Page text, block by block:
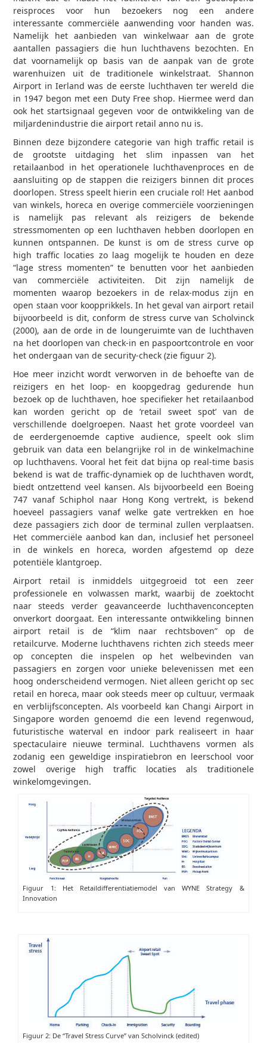
reisproces voor hun bezoekers nog een andere
interessante commerciële aanwending voor handen was.
Namelijk het aanbieden van winkelwaar aan de grote
aantallen passagiers die hun lucht­havens bezochten. En
dat voornamelijk op basis van de aanpak van de grote
warenhuizen uit de traditionele winkel­straat. Shannon
Airport in Ierland was de eerste luchthaven ter wereld die
in 1947 begon met een Duty Free shop. Hiermee werd dan
ook het startsignaal gegeven voor de ontwikkeling van de
miljardenindustrie die airport retail anno nu is.
Binnen deze bijzondere categorie van high traffic retail is
de grootste uitdaging het slim inpassen van het
retailaanbod in het operationele luchthaven­proces en de
aansluiting op de stappen die reizigers binnen dit proces
doorlopen. Stress speelt hierin een cruciale rol! Het aanbod
van winkels, horeca en overige commerciële voor­zieningen
is namelijk pas relevant als reizigers de bekende
stressmomenten op een luchthaven hebben doorlopen en
kunnen ontspannen. De kunst is om de stress curve op
high traffic locaties zo laag mogelijk te houden en deze
“lage stress momenten” te benutten voor het aanbieden
van commerciële activiteiten. Dit zijn namelijk de
momenten waarop bezoekers in de relax-modus zijn en
open staan voor koopprikkels. In het geval van airport retail
bijvoorbeeld is dit, conform de stress curve van Scholvinck
(2000), aan de orde in de loungeruimte van de luchthaven
na het doorlopen van check-in en paspoortcontrole en voor
het ondergaan van de security-check (zie figuur 2).
Hoe meer inzicht wordt verworven in de behoefte van de
reizigers en het loop- en koopgedrag gedurende hun
bezoek op de luchthaven, hoe specifieker het retailaanbod
kan worden gericht op de ‘retail sweet spot’ van de
verschillende doelgroepen. Naast het grote voordeel van
de eerdergenoemde captive audience, speelt ook slim
gebruik van data een belangrijke rol in de winkelmachine
op luchthavens. Vooral het feit dat bijna op real-time basis
bekend is wat de traffic-dynamiek op de luchthaven wordt,
biedt ontzettend veel kansen. Als bijvoorbeeld een Boeing
747 vanaf Schiphol naar Hong Kong vertrekt, is bekend
hoeveel passagiers vanaf welke gate vertrekken en hoe
deze passagiers zich door de terminal zullen verplaatsen.
Het commerciële aanbod kan dan, inclusief het personeel
in de winkels en horeca, worden afgestemd op deze
potentiële klantgroep.
Airport retail is inmiddels uitgegroeid tot een zeer
professionele en volwassen markt, waarbij de zoektocht
naar steeds verder geavanceerde luchthavenconcepten
onverkort doorgaat. Een interessante ontwikkeling binnen
airport retail is de “klim naar rechtsboven” op de
retailcurve. Moderne luchthavens richten zich steeds meer
op concepten die inspelen op het welbevinden van
passagiers en zorgen voor unieke belevenissen met een
hoog onderscheidend vermogen. Niet alleen gericht op sec
retail en horeca, maar ook steeds meer op cultuur, vermaak
en verblijfsconcepten. Als voorbeeld kan Changi Airport in
Singapore worden genoemd die een levend regenwoud,
futuristische waterval en indoor park realiseert in haar
spectaculaire nieuwe terminal. Luchthavens vormen als
zodanig een geweldige inspiratiebron en leerschool voor
zowel overige high traffic locaties als traditionele
winkelomgevingen.
Figuur 1: Het Retaildifferentiatiemodel van WYNE Strategy &
Innovation
Figuur 2: De “Travel Stress Curve” van Scholvinck (edited)